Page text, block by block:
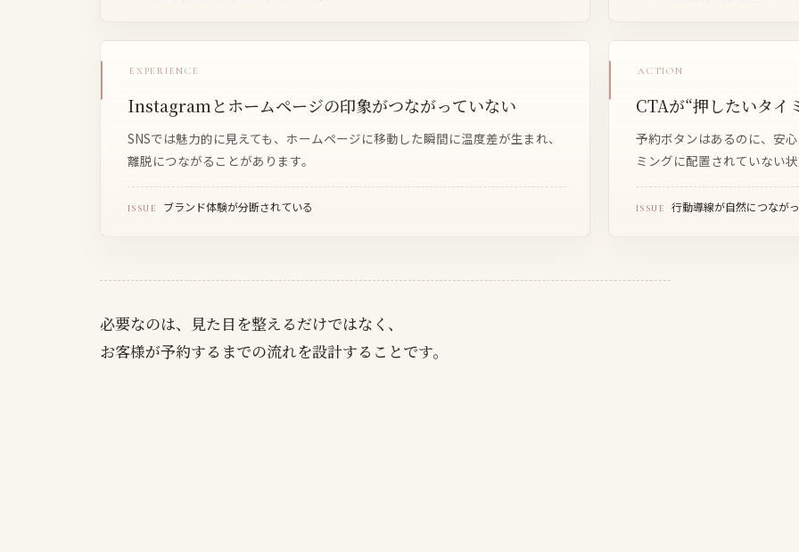
EXPERIENCE
Instagramとホームページの印象がつながっていない
SNSでは魅力的に見えても、ホームページに移動した瞬間に温度差が生まれ、
離脱につながることがあります。
ISSUE ブランド体験が分断されている
ACTION
CTAが“押したいタイ
予約ボタンはあるのに、安
ミングに配置されていない
ISSUE 行動導線が自然につなが
必要なのは、見た目を整えるだけではなく、
お客様が予約するまでの流れを設計することです。